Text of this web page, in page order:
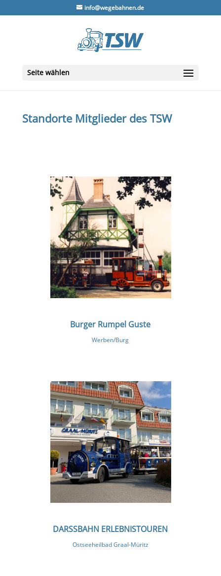
info@wegebahnen.de
Seite wählen
Standorte Mitglieder des TSW
Burger Rumpel Guste
Werben/Burg
DARSSBAHN ERLEBNISTOUREN
Ostseeheilbad Graal-Müritz